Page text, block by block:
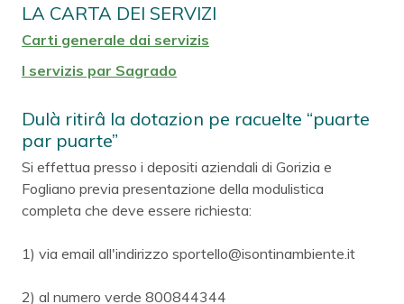
LA CARTA DEI SERVIZI
Carti generale dai servizis
I servizis par Sagrado
Dulà ritirâ la dotazion pe racuelte “puarte
par puarte”
Si effettua presso i depositi aziendali di Gorizia e
Fogliano previa presentazione della modulistica
completa che deve essere richiesta:
1) via email all'indirizzo sportello@isontinambiente.it
2) al numero verde 800844344